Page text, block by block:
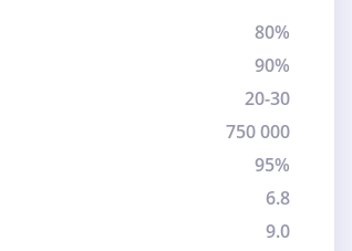
80%
90%
20-30
750 000
95%
6.8
9.0